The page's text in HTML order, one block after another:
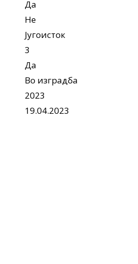
Да
Не
Југоисток
3
Да
Во изградба
2023
19.04.2023